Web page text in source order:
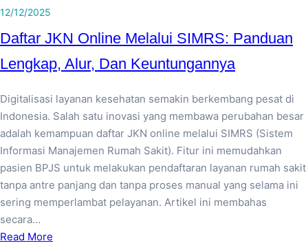
12/12/2025
Daftar JKN Online Melalui SIMRS: Panduan
Lengkap, Alur, Dan Keuntungannya
Digitalisasi layanan kesehatan semakin berkembang pesat di
Indonesia. Salah satu inovasi yang membawa perubahan besar
adalah kemampuan daftar JKN online melalui SIMRS (Sistem
Informasi Manajemen Rumah Sakit). Fitur ini memudahkan
pasien BPJS untuk melakukan pendaftaran layanan rumah sakit
tanpa antre panjang dan tanpa proses manual yang selama ini
sering memperlambat pelayanan. Artikel ini membahas
secara…
Read More